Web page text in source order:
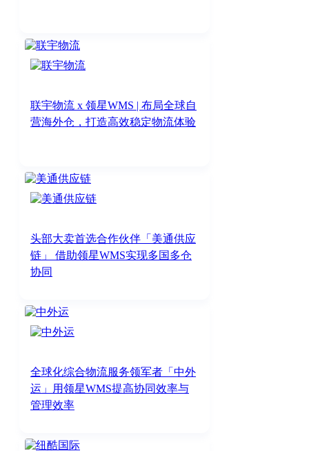
联宇物流 x 领星WMS | 布局全球自
营海外仓，打造高效稳定物流体验
头部大卖首选合作伙伴「美通供应
链」 借助领星WMS实现多国多仓
协同
全球化综合物流服务领军者「中外
运」用领星WMS提高协同效率与
管理效率